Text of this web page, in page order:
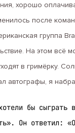
хорошо
после
группа
На этом всё
в гримёрку.
автографы, я
бы сыграть
Он ответил: